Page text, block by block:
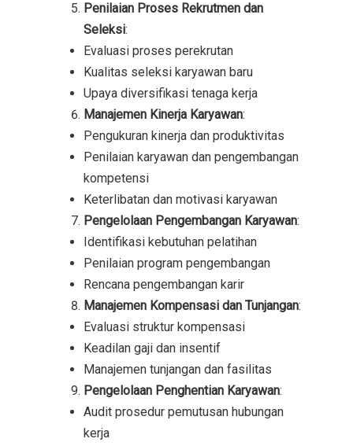
Penilaian Proses Rekrutmen dan
Seleksi:
Evaluasi proses perekrutan
Kualitas seleksi karyawan baru
Upaya diversifikasi tenaga kerja
Manajemen Kinerja Karyawan:
Pengukuran kinerja dan produktivitas
Penilaian karyawan dan pengembangan
kompetensi
Keterlibatan dan motivasi karyawan
Pengelolaan Pengembangan Karyawan:
Identifikasi kebutuhan pelatihan
Penilaian program pengembangan
Rencana pengembangan karir
Manajemen Kompensasi dan Tunjangan:
Evaluasi struktur kompensasi
Keadilan gaji dan insentif
Manajemen tunjangan dan fasilitas
Pengelolaan Penghentian Karyawan:
Audit prosedur pemutusan hubungan
kerja